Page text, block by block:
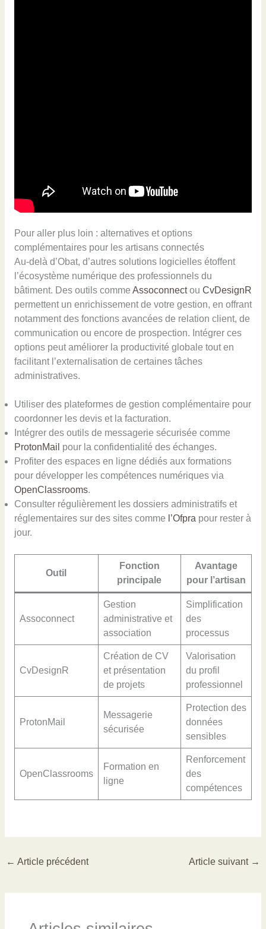
Pour aller plus loin : alternatives et options
complémentaires pour les artisans connectés
Au-delà d’Obat, d’autres solutions logicielles étoffent
l’écosystème numérique des professionnels du
bâtiment. Des outils comme Assoconnectou CvDesignR
permettent un enrichissement de votre gestion, en offrant
notamment des fonctions avancées de relation client, de
communication ou encore de prospection. Intégrer ces
options peut améliorer la productivité globale tout en
facilitant l’externalisation de certaines tâches
administratives.
Utiliser des plateformes de gestion complémentaire pour
coordonner les devis et la facturation.
Intégrer des outils de messagerie sécurisée comme
ProtonMail pour la confidentialité des échanges.
Profiter des espaces en ligne dédiés aux formations
pour développer les compétences numériques via
OpenClassrooms.
Consulter régulièrement les dossiers administratifs et
réglementaires sur des sites comme l’Ofpra pour rester à
jour.
Outil
Fonction
principale
Avantage
pour l’artisan
Assoconnect
Gestion
administrative et
association
Simplification
des
processus
CvDesignR
Création de CV
et présentation
de projets
Valorisation
du profil
professionnel
ProtonMail
Messagerie
sécurisée
Protection des
données
sensibles
OpenClassrooms
Formation en
ligne
Renforcement
des
compétences
← Article précédent Article suivant →